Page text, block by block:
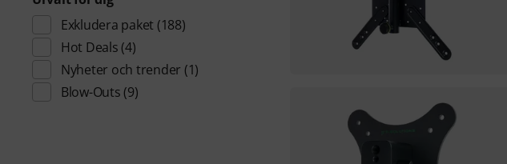
Exkludera paket (188)
Hot Deals (4)
Nyheter och trender (1)
Blow-Outs (9)